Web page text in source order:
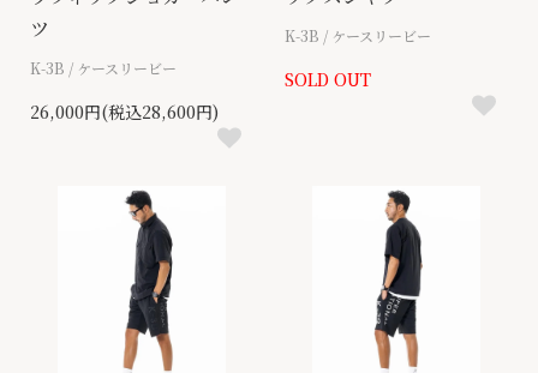
ツ
K-3B / ケースリービー
26,000円(税込28,600円)
K-3B / ケースリービー
SOLD OUT